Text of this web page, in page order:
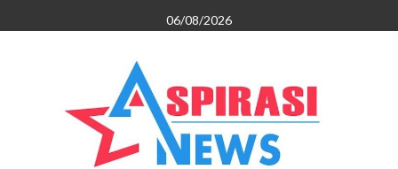
to
06/08/2026